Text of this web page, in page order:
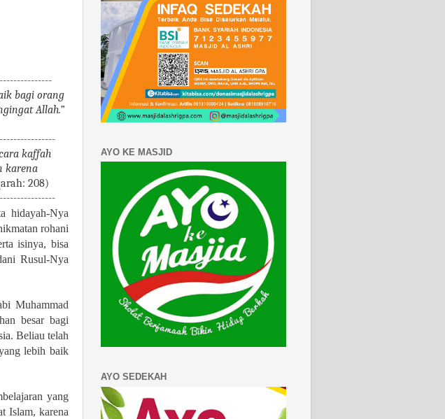
bagi orang
Allah.”
kaffah
karena
208)
hidayah-Nya
rohani
isinya, bisa
Rusul-Nya
Muhammad
besar bagi
Beliau telah
lebih baik
yang
Islam, karena
AYO KE MASJID
AYO SEDEKAH